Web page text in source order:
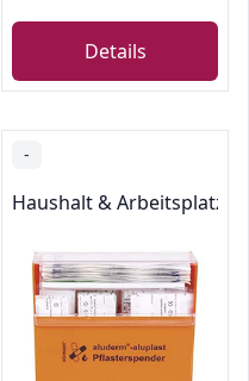
Details
-
Haushalt & Arbeitsplatz